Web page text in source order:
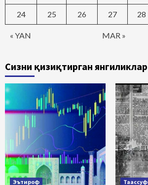
« YAN MAR »
24 25 26 27 28
Сизни қизиқтирган янгиликлар
Эътироф Таассуф